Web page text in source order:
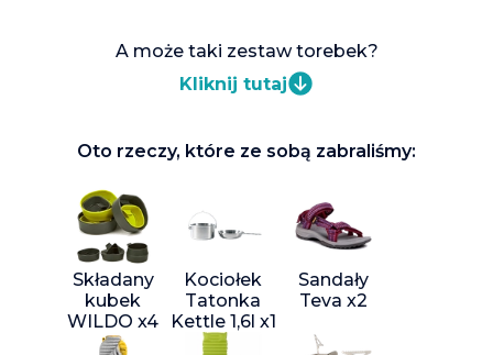
A może taki zestaw torebek?
Kliknij tutaj
Oto rzeczy, które ze sobą zabraliśmy:
Składany
kubek
WILDO x4
Kociołek
Tatonka
Kettle 1,6l x1
Sandały
Teva x2